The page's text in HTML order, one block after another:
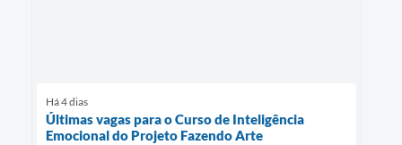
Há 4 dias
Últimas vagas para o Curso de Inteligência
Emocional do Projeto Fazendo Arte